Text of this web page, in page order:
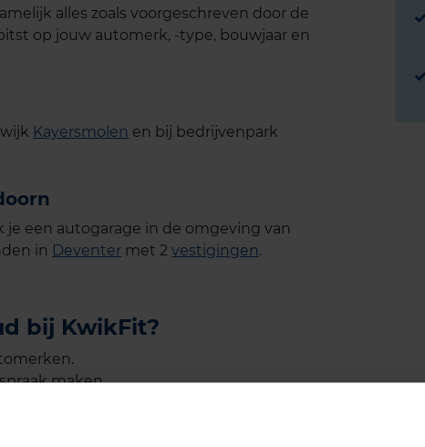
alles zoals voorgeschreven door de
op jouw automerk, -type, bouwjaar en
Kayersmolen en bij bedrijvenpark
een autogarage in de omgeving van
in Deventer met 2 vestigingen.
bij KwikFit?
maken.
voor de beste prijs.
je altijd vooraf een prijsopgave.